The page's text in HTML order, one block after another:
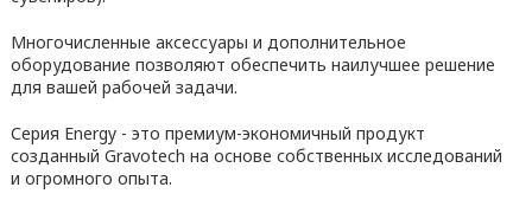
Многочисленные аксессуары и дополнительное
оборудование позволяют обеспечить наилучшее решение
для вашей рабочей задачи.
Серия Energy - это премиум-экономичный продукт
созданный Gravotech на основе собственных исследований
и огромного опыта.